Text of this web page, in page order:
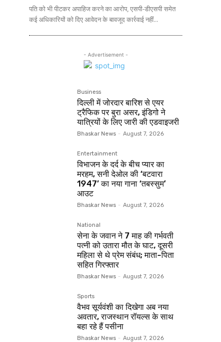
पति को भी पीटकर अपाहिज करने का आरोप, एसपी-डीएसपी समेत
कई अधिकारियों को दिए आवेदन के बावजूद कार्रवाई नहीं...
- Advertisement -
Business
दिल्ली में जोरदार बारिश से एयर
ट्रैफिक पर बुरा असर, इंडिगो ने
यात्रियों के लिए जारी की एडवाइजरी
Bhaskar News - August 7, 2026
Entertainment
विभाजन के दर्द के बीच प्यार का
मरहम, सनी देओल की ‘बटवारा
1947’ का नया गाना ‘तबस्सुम’
आउट
Bhaskar News - August 7, 2026
National
सेना के जवान ने 7 माह की गर्भवती
पत्नी को उतारा मौत के घाट, दूसरी
महिला से थे प्रेम संबंध; माता-पिता
सहित गिरफ्तार
Bhaskar News - August 7, 2026
Sports
वैभव सूर्यवंशी का दिखेगा अब नया
अवतार, राजस्थान रॉयल्स के साथ
बहा रहे हैं पसीना
Bhaskar News - August 7, 2026